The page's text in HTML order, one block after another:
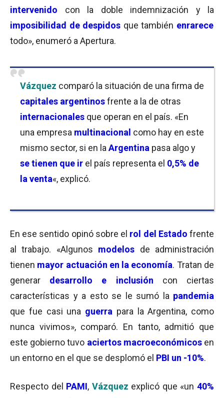
intervenido
con la doble indemnización y la
imposibilidad de despidos que también enrarece
todo», enumeró a Apertura.
Vázquez comparó la situación de una firma de
capitales argentinosfrente a la de otras
internacionales que operan en el país. «En
una empresa multinacional como hay en este
mismo sector, si en la Argentina pasa algo y
se tienen que ir el país representa el 0,5% de
la venta«, explicó.
En ese sentido opinó sobre el rol del Estado frente
al trabajo. «Algunos modelos de administración
tienen mayor actuación en la economía. Tratan de
generar desarrollo e inclusión con ciertas
características y a esto se le sumó la pandemia
que fue casi una guerra para la Argentina, como
nunca vivimos», comparó. En tanto, admitió que
este gobierno tuvo aciertos macroeconómicosen
un entorno en el que se desplomó el PBI un -10%.
Respecto del PAMI, Vázquez explicó que «un40%